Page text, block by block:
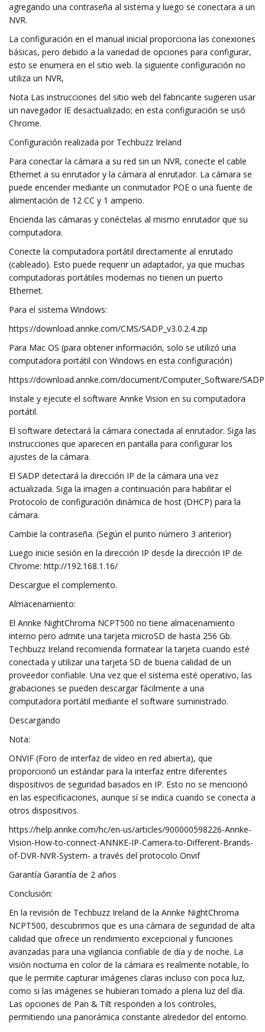
agregando una contraseña al sistema y luego se conectara a un
NVR.
La configuración en el manual inicial proporciona las conexiones
básicas, pero debido a la variedad de opciones para configurar,
esto se enumera en el sitio web. la siguiente configuración no
utiliza un NVR,
Nota Las instrucciones del sitio web del fabricante sugieren usar
un navegador IE desactualizado; en esta configuración se usó
Chrome.
Configuración realizada por Techbuzz Ireland
Para conectar la cámara a su red sin un NVR, conecte el cable
Ethernet a su enrutador y la cámara al enrutador. La cámara se
puede encender mediante un conmutador POE o una fuente de
alimentación de 12 CC y 1 amperio.
Encienda las cámaras y conéctelas al mismo enrutador que su
computadora.
Conecte la computadora portátil directamente al enrutado
(cableado). Esto puede requerir un adaptador, ya que muchas
computadoras portátiles modernas no tienen un puerto
Ethernet.
Para el sistema Windows:
https://download.annke.com/CMS/SADP_v3.0.2.4.zip
Para Mac OS (para obtener información, solo se utilizó una
computadora portátil con Windows en esta configuración)
https://download.annke.com/document/Computer_Software/
Instale y ejecute el software Annke Vision en su computadora
portátil.
El software detectará la cámara conectada al enrutador. Siga las
instrucciones que aparecen en pantalla para configurar los
ajustes de la cámara.
El SADP detectará la dirección IP de la cámara una vez
actualizada. Siga la imagen a continuación para habilitar el
Protocolo de configuración dinámica de host (DHCP) para la
cámara.
Cambie la contraseña. (Según el punto número 3 anterior)
Luego inicie sesión en la dirección IP desde la dirección IP de
Chrome: http://192.168.1.16/
Descargue el complemento.
Almacenamiento:
El Annke NightChroma NCPT500 no tiene almacenamiento
interno pero admite una tarjeta microSD de hasta 256 Gb.
Techbuzz Ireland recomienda formatear la tarjeta cuando esté
conectada y utilizar una tarjeta SD de buena calidad de un
proveedor confiable. Una vez que el sistema esté operativo, las
grabaciones se pueden descargar fácilmente a una
computadora portátil mediante el software suministrado.
Descargando
Nota:
ONVIF (Foro de interfaz de vídeo en red abierta), que
proporcionó un estándar para la interfaz entre diferentes
dispositivos de seguridad basados ​​en IP. Esto no se mencionó
en las especificaciones, aunque sí se indica cuando se conecta a
otros dispositivos.
https://help.annke.com/hc/en-us/articles/900000598226-Annke-
Vision-How-to-connect-ANNKE-IP-Camera-to-Different-Brands-
of-DVR-NVR-System- a través del protocolo Onvif
Garantía Garantía de 2 años
Conclusión:
En la revisión de Techbuzz Ireland de la Annke NightChroma
NCPT500, descubrimos que es una cámara de seguridad de alta
calidad que ofrece un rendimiento excepcional y funciones
avanzadas para una vigilancia confiable de día y de noche. La
visión nocturna en color de la cámara es realmente notable, lo
que le permite capturar imágenes claras incluso con poca luz,
como si las imágenes se hubieran tomado a plena luz del día.
Las opciones de Pan & Tilt responden a los controles,
permitiendo una panorámica constante alrededor del entorno.